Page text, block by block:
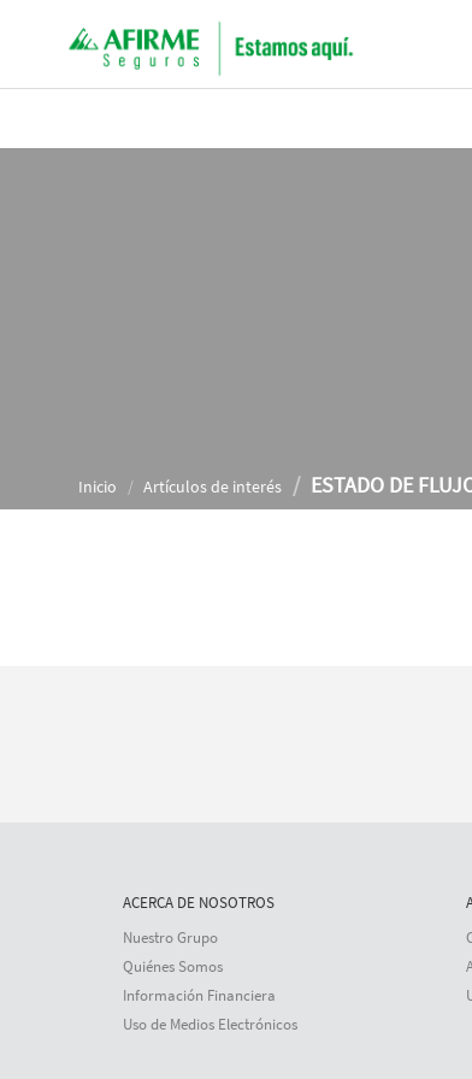
Inicio Artículos de interés ESTADO DE
ACERCA DE NOSOTROS
Nuestro Grupo
Quiénes Somos
Información Financiera
Uso de Medios Electrónicos